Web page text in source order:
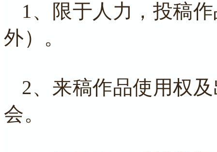
1、限于人力，投稿
外）。
2、来稿作品使用权
会。